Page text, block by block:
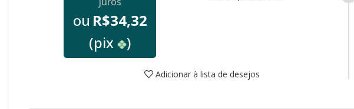
ou R$34,32
(pix )
Adicionar à lista de desejos